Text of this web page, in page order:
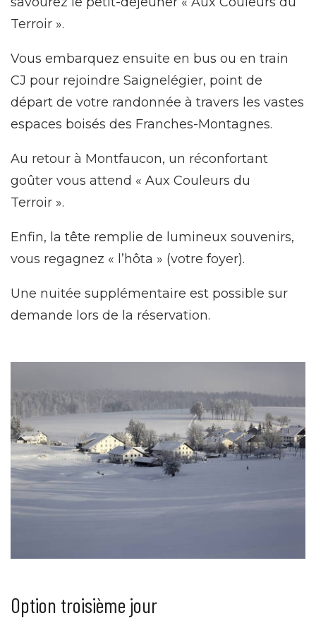
Terroir ».
Vous embarquez ensuite en bus ou en train
CJ pour rejoindre Saignelégier, point de
départ de votre randonnée à travers les vastes
espaces boisés des Franches-Montagnes.
Au retour à Montfaucon, un réconfortant
goûter vous attend « Aux Couleurs du
Terroir ».
Enfin, la tête remplie de lumineux souvenirs,
vous regagnez « l’hôta » (votre foyer).
Une nuitée supplémentaire est possible sur
demande lors de la réservation.
Option troisième jour